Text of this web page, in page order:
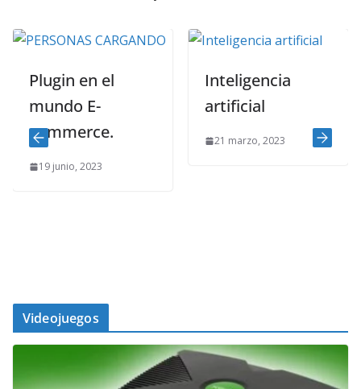
Plugin en el
mundo E-
commerce.
19 junio, 2023
Inteligencia
artificial
21 marzo, 2023
Videojuegos